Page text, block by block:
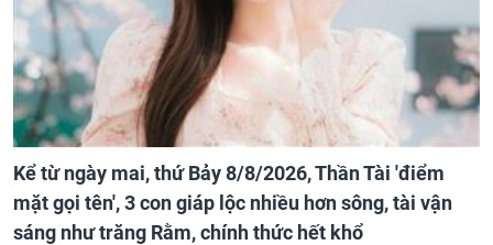
Kể từ ngày mai, thứ Bảy 8/8/2026, Thần Tài 'điểm
mặt gọi tên', 3 con giáp lộc nhiều hơn sông, tài vận
sáng như trăng Rằm, chính thức hết khổ